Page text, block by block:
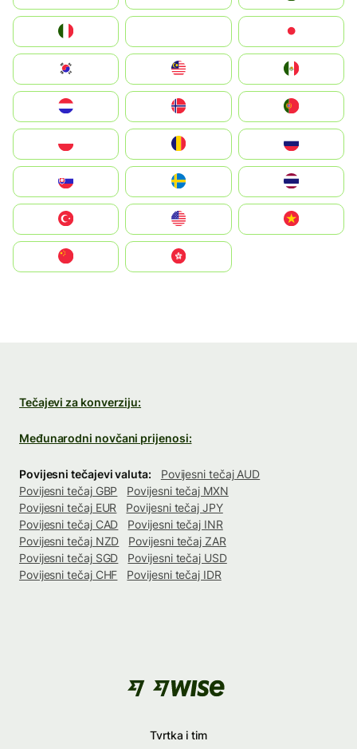
South Korea
United States
中國香港特別行政區
Tečajevi za konverziju:
Međunarodni novčani prijenosi:
Povijesni tečajevi valuta:
Povijesni tečaj AUD
Povijesni tečaj GBP
Povijesni tečaj MXN
Povijesni tečaj EUR
Povijesni tečaj JPY
Povijesni tečaj CAD
Povijesni tečaj INR
Povijesni tečaj NZD
Povijesni tečaj ZAR
Povijesni tečaj SGD
Povijesni tečaj USD
Povijesni tečaj CHF
Povijesni tečaj IDR
Tvrtka i tim